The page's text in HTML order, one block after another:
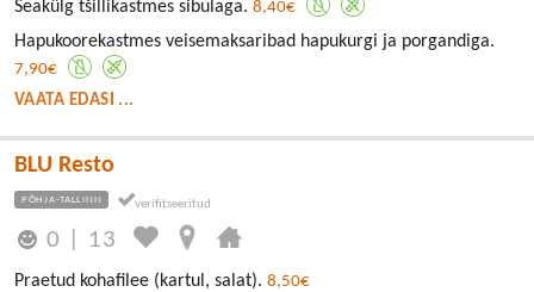
Seakülg tšillikastmes sibulaga. 8,40€
Hapukoorekastmes veisemaksaribad hapukurgi ja porgandiga.
7,90€
VAATA EDASI ...
BLU Resto
PÕHJA-TALLINN
0 13
Praetud kohafilee (kartul, salat). 8,50€